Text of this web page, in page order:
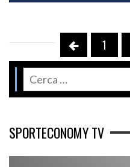
1
SPORTECONOMY TV